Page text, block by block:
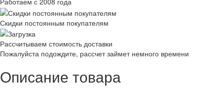
Скидки постоянным покупателям
Рассчитываем стоимость доставки
Пожалуйста подождите, рассчет займет немного времени
Описание товара